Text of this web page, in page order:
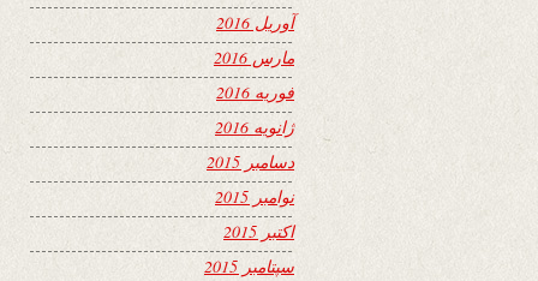
آوریل 2016
مارس 2016
فوریه 2016
ژانویه 2016
دسامبر 2015
نوامبر 2015
اکتبر 2015
سپتامبر 2015